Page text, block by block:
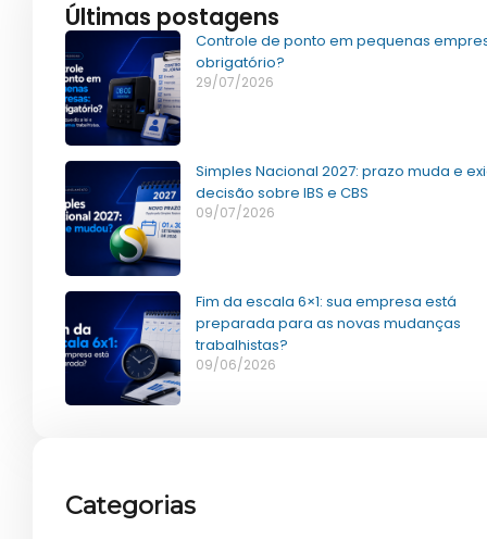
Últimas postagens
Controle de ponto em pequenas
obrigatório?
29/07/2026
Simples Nacional 2027: prazo muda e
decisão sobre IBS e CBS
09/07/2026
Fim da escala 6×1: sua empresa está
preparada para as novas mudanças
trabalhistas?
09/06/2026
Categorias